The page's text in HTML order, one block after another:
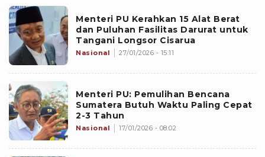
Menteri PU Kerahkan 15 Alat Berat
dan Puluhan Fasilitas Darurat untuk
Tangani Longsor Cisarua
Nasional 27/01/2026 - 15:11
Menteri PU: Pemulihan Bencana
Sumatera Butuh Waktu Paling Cepat
2-3 Tahun
Nasional 17/01/2026 - 08:02